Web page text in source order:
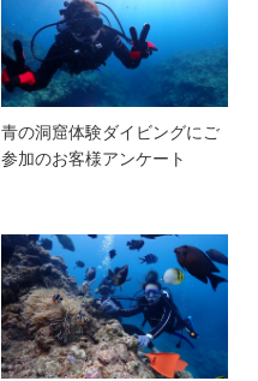
青の洞窟体験ダイビングにご
参加のお客様アンケート